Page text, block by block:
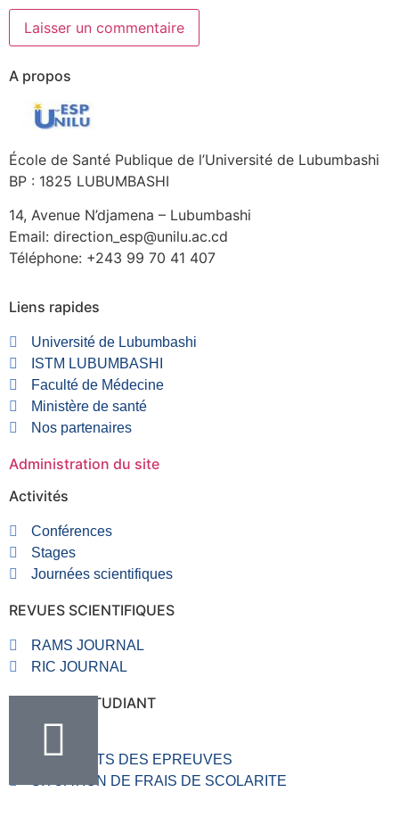
A propos
École de Santé Publique de l’Université de Lubumbashi
BP : 1825 LUBUMBASHI
14, Avenue N’djamena – Lubumbashi
Email: direction_esp@unilu.ac.cd
Téléphone: +243 99 70 41 407
Liens rapides
Université de Lubumbashi
ISTM LUBUMBASHI
Faculté de Médecine
Ministère de santé
Nos partenaires
Administration du site
Activités
Conférences
Stages
Journées scientifiques
REVUES SCIENTIFIQUES
RAMS JOURNAL
RIC JOURNAL
RUBRIQUE ETUDIANT
RESULTATS DES EPREUVES
SITUATION DE FRAIS DE SCOLARITE